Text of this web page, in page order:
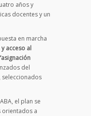
años y
docentes y un
en marcha
acceso al
del
el plan se
orientados a